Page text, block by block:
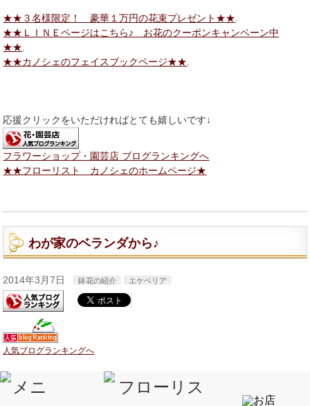
★★３名様限定！ 豪華１万円の花束プレゼント★★.
★★ＬＩＮＥページはこちら♪ お花のクーポンキャンペーン中
★★.
★★カノシェのフェイスブックページ★★.
応援クリックをいただければとても嬉しいです↓
フラワーショップ・園芸店 ブログランキングへ
★★フローリスト カノシェのホームページ★
わが家のベランダから♪
2014年3月7日 鉢花の紹介 エケベリア
人気ブログランキングへ